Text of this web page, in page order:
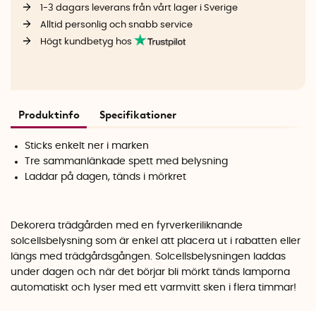
1-3 dagars leverans från vårt lager i Sverige
Alltid personlig och snabb service
Högt kundbetyg hos
Produktinfo Specifikationer
Sticks enkelt ner i marken
Tre sammanlänkade spett med belysning
Laddar på dagen, tänds i mörkret
Dekorera trädgården med en fyrverkeriliknande
solcellsbelysning som är enkel att placera ut i rabatten eller
längs med trädgårdsgången. Solcellsbelysningen laddas
under dagen och när det börjar bli mörkt tänds lamporna
automatiskt och lyser med ett varmvitt sken i flera timmar!